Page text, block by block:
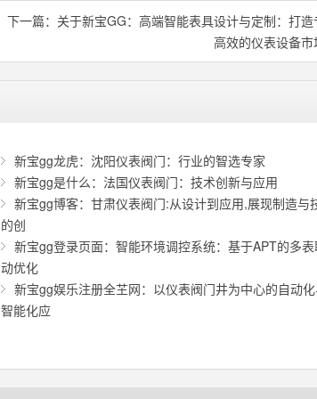
下一篇： 关于新宝GG：高端智能表具设计与定制：打造
高效的仪表设备市
新宝gg龙虎：沈阳仪表阀门：行业的智选专家
新宝gg是什么：法国仪表阀门：技术创新与应用
新宝gg博客：甘肃仪表阀门:从设计到应用,展现制造与
的创
新宝gg登录页面：智能环境调控系统：基于APT的多
动优化
新宝gg娱乐注册全芏网：以仪表阀门井为中心的自动
智能化应